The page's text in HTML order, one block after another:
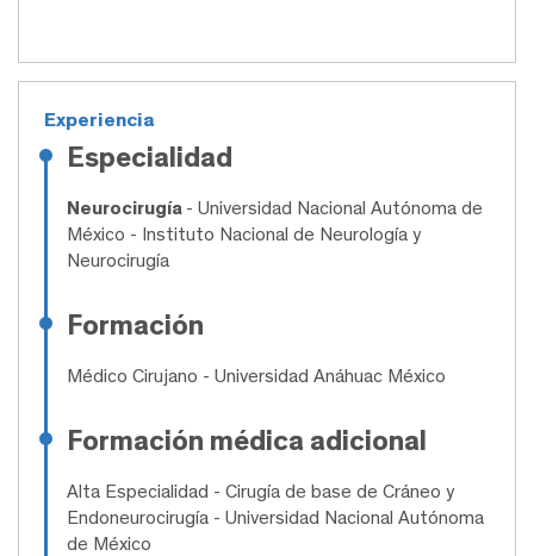
Experiencia
Especialidad
Neurocirugía - Universidad Nacional Autónoma de
México - Instituto Nacional de Neurología y
Neurocirugía
Formación
Médico Cirujano - Universidad Anáhuac México
Formación médica adicional
Alta Especialidad - Cirugía de base de Cráneo y
Endoneurocirugía - Universidad Nacional Autónoma
de México